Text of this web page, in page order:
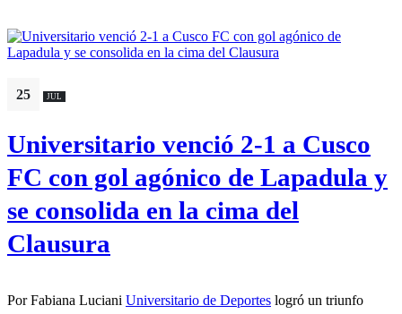
25 JUL
Universitario venció 2-1 a Cusco
FC con gol agónico de Lapadula y
se consolida en la cima del
Clausura
Por Fabiana Luciani Universitario de Deportes logró un triunfo